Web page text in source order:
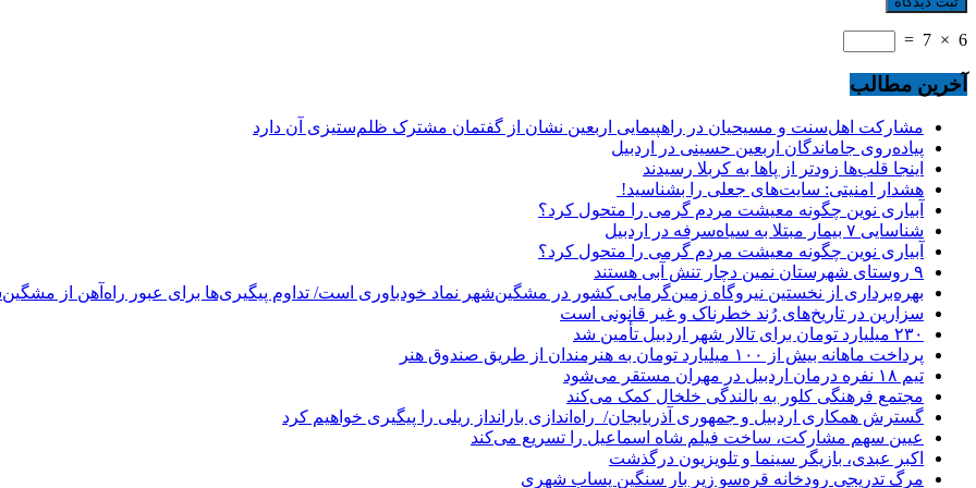
6
×
7
=
آخرین مطالب
مشارکت اهل‌سنت و مسیحیان در راهپیمایی اربعین نشان از گفتمان مشترک ظلم‌ستیزی آن دارد
پیاده‌روی جاماندگان اربعین حسینی در اردبیل
اینجا قلب‌ها زودتر از پاها به کربلا رسیدند
هشدار امنیتی: سایت‌های جعلی را بشناسید!
آبیاری نوین چگونه معیشت مردم گرمی را متحول کرد؟
شناسایی ۷ بیمار مبتلا به سیاه‌سرفه در اردبیل
آبیاری نوین چگونه معیشت مردم گرمی را متحول کرد؟
۹ روستای شهرستان نمین دچار تنش آبی هستند
بهره‌برداری از نخستین نیروگاه زمین‌گرمایی کشور در مشگین‌شهر نماد خودباوری است/ تداوم پیگیری‌ها برای عبور راه‌آهن از
سزارین در تاریخ‌های رُند خطرناک و غیر قانونی است
۲۳۰ میلیارد تومان برای تالار شهر اردبیل تأمین شد
پرداخت ماهانه بیش از ۱۰۰ میلیارد تومان به هنرمندان از طریق صندوق هنر
تیم ۱۸ نفره درمان اردبیل در مهران مستقر می‌شود
مجتمع فرهنگی کلور به بالندگی خلخال کمک می‌کند
گسترش همکاری اردبیل و جمهوری آذربایجان/ راه‌اندازی بارانداز ریلی را پیگیری خواهیم کرد
عیین سهم مشارکت، ساخت فیلم شاه‌ اسماعیل را تسریع می‌کند
اکبر عبدی، بازیگر سینما و تلویزیون درگذشت
مرگ تدریجی رودخانه قره‌سو زیر بار سنگین پساب شهری